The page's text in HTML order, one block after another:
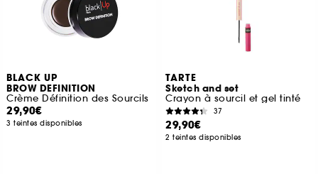
BLACK UP
BROW DEFINITION
Crème Définition des Sourcils
29,90€
3 teintes disponibles
TARTE
Sketch and set
Crayon à sourcil et gel tinté
37
29,90€
2 teintes disponibles